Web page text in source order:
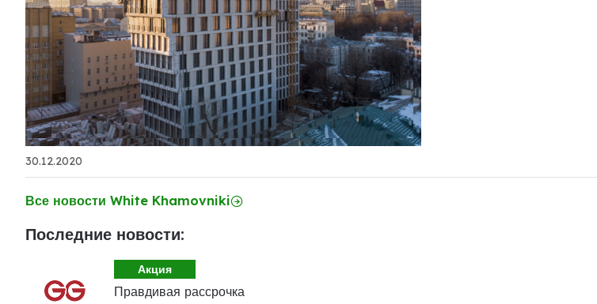
30.12.2020
Все новости White Khamovniki
Последние новости:
Акция
Правдивая рассрочка